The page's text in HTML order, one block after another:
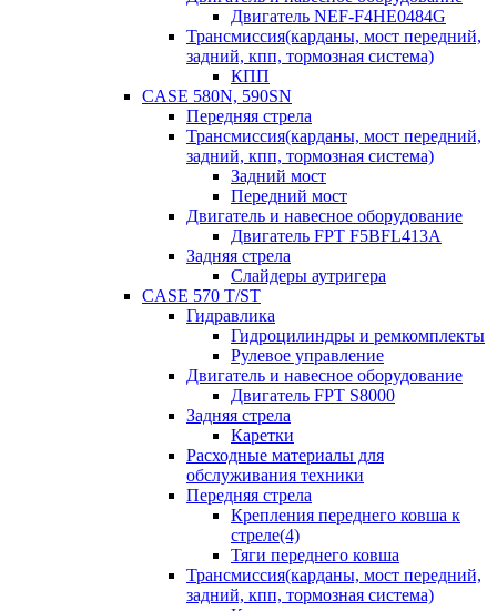
Двигатель NEF-F4HE0484G
Трансмиссия(карданы, мост передний,
задний, кпп, тормозная система)
КПП
CASE 580N, 590SN
Передняя стрела
Трансмиссия(карданы, мост передний,
задний, кпп, тормозная система)
Задний мост
Передний мост
Двигатель и навесное оборудование
Двигатель FPT F5BFL413A
Задняя стрела
Слайдеры аутригера
CASE 570 T/ST
Гидравлика
Гидроцилиндры и ремкомплекты
Рулевое управление
Двигатель и навесное оборудование
Двигатель FPT S8000
Задняя стрела
Каретки
Расходные материалы для
обслуживания техники
Передняя стрела
Крепления переднего ковша к
стреле(4)
Тяги переднего ковша
Трансмиссия(карданы, мост передний,
задний, кпп, тормозная система)